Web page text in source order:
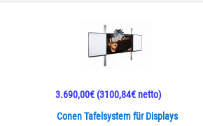
Conen Tafelsystem für Displays
3.690,00€(3100,84€ netto)